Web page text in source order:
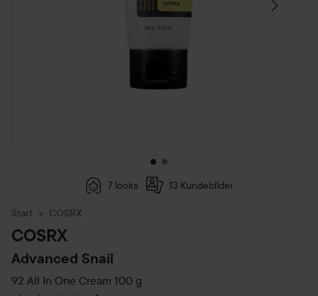
7 looks 13 Kundebilder
Start COSRX
COSRX
Advanced Snail
92 All In One Cream 100 g